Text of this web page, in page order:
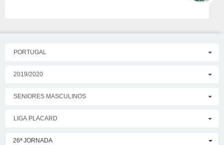
PORTUGAL
2019/2020
SENIORES MASCULINOS
LIGA PLACARD
26ª JORNADA